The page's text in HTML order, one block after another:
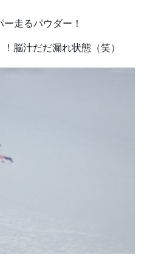
走るパウダー！
脳汁だだ漏れ状態（笑）